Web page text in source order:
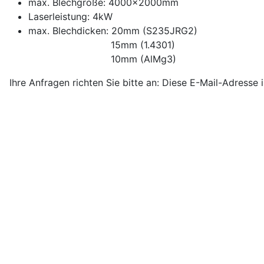
max. Blechgröße: 4000x2000mm
Laserleistung: 4kW
max. Blechdicken: 20mm (S235JRG2)
15mm (1.4301)
10mm (AlMg3)
Ihre Anfragen richten Sie bitte an: Diese E-Mail-